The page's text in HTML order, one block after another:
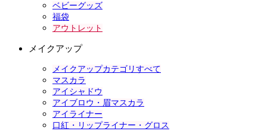
ベビーグッズ
福袋
アウトレット
メイクアップ
メイクアップカテゴリすべて
マスカラ
アイシャドウ
アイブロウ・眉マスカラ
アイライナー
口紅・リップライナー・グロス